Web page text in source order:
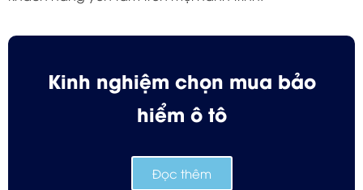
Kinh nghiệm chọn mua bảo
hiểm ô tô
Đọc thêm